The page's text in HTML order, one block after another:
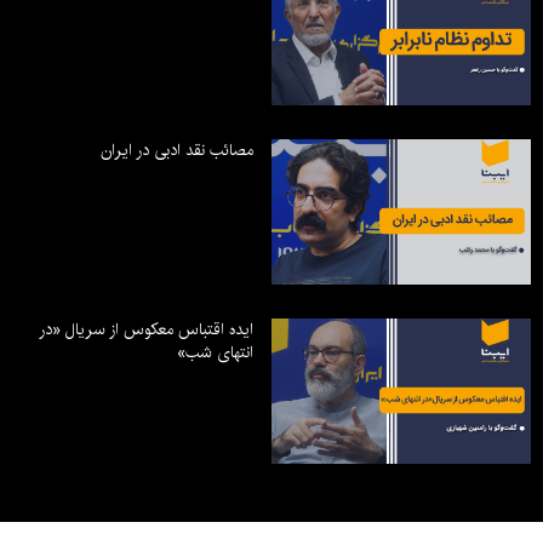
مصائب نقد ادبی در ایران
ایده اقتباس معکوس از سریال «در
انتهای شب»